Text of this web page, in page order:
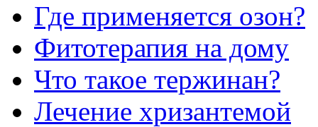
Где применяется озон?
Фитотерапия на дому
Что такое тержинан?
Лечение хризантемой